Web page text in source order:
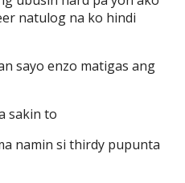
natulog na ko hindi
sayo enzo matigas ang
sakin to
namin si thirdy pupunta